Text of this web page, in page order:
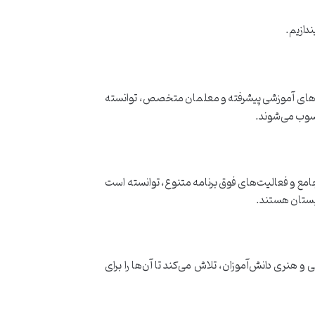
آموزشی پیشرفته و معلمان متخصص، توانسته
می‌شوند.
و فعالیت‌های فوق برنامه متنوع، توانسته است
هستند.
هنری دانش‌آموزان، تلاش می‌کند تا آن‌ها را برای